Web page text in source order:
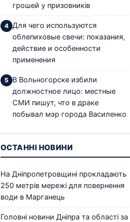
грошей у призовників
Для чего используются
облепиховые свечи: показания,
действие и особенности
применения
В Вольногорске избили
должностное лицо: местные
СМИ пишут, что в драке
побывал мэр города Василенко
ОСТАННІ НОВИНИ
На Дніпропетровщині прокладають
250 метрів мережі для повернення
води в Марганець
Головні новини Дніпра та області за